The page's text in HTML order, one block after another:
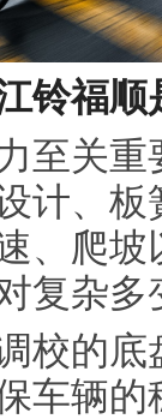
铃福顺
至关
计、
、爬
复杂
校的
车辆